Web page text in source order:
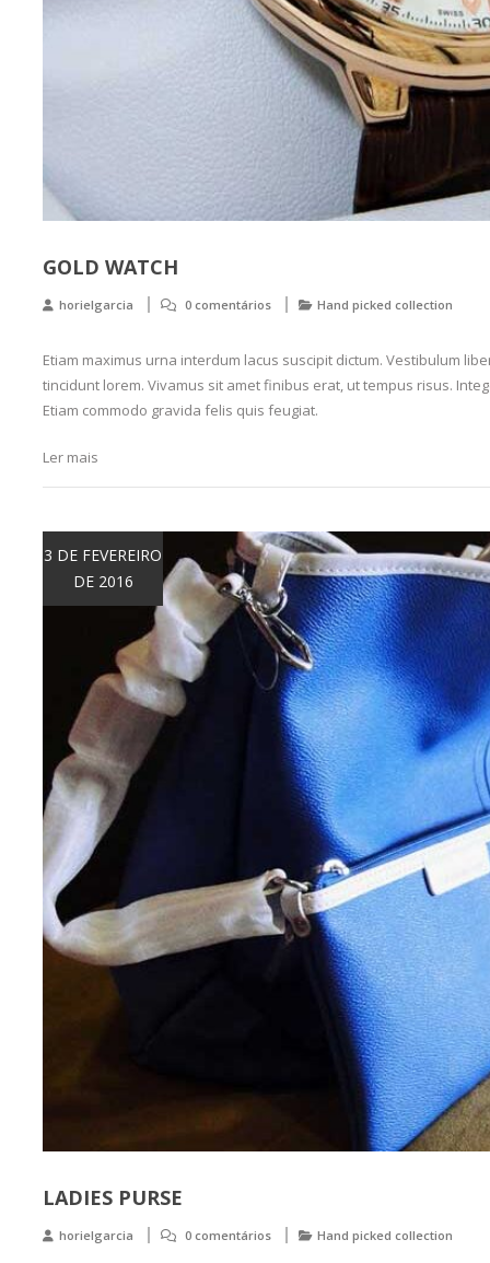
GOLD WATCH
horielgarcia 0 comentários Hand picked collection
Etiam maximus urna interdum lacus suscipit dictum. Vestibulum
tincidunt lorem. Vivamus sit amet finibus erat, ut tempus risus.
Etiam commodo gravida felis quis feugiat.
Ler mais
3 DE FEVEREIRO
DE 2016
LADIES PURSE
horielgarcia 0 comentários Hand picked collection